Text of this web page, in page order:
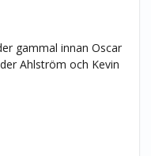
gammal innan Oscar
Ahlström och Kevin